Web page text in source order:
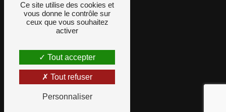
Ce site utilise des cookies et
vous donne le contrôle sur
ceux que vous souhaitez
activer
Tout accepter
Tout refuser
Personnaliser